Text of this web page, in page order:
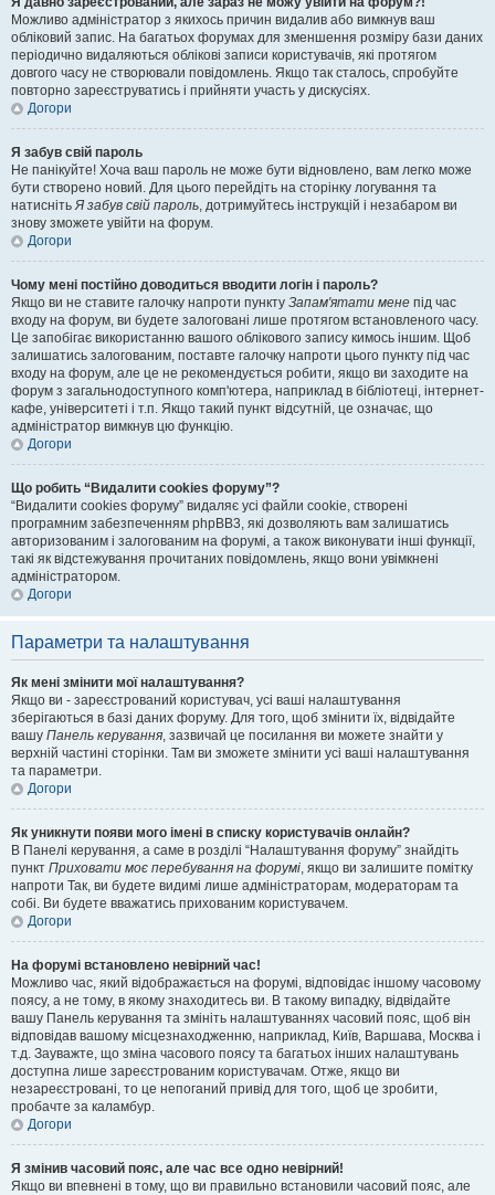
Можливо адміністратор з якихось причин видалив або вимкнув ваш
обліковий запис. На багатьох форумах для зменшення розміру бази даних
періодично видаляються облікові записи користувачів, які протягом
довгого часу не створювали повідомлень. Якщо так сталось, спробуйте
повторно зареєструватись і прийняти участь у дискусіях.
Догори
Я забув свій пароль
Не панікуйте! Хоча ваш пароль не може бути відновлено, вам легко може
бути створено новий. Для цього перейдіть на сторінку логування та
натиснітьЯ забув свій пароль, дотримуйтесь інструкцій і незабаром ви
знову зможете увійти на форум.
Догори
Чому мені постійно доводиться вводити логін і пароль?
Якщо ви не ставите галочку напроти пункту Запам'ятати мене під час
входу на форум, ви будете залоговані лише протягом встановленого часу.
Це запобігає використанню вашого облікового запису кимось іншим. Щоб
залишатись залогованим, поставте галочку напроти цього пункту під час
входу на форум, але це не рекомендується робити, якщо ви заходите на
форум з загальнодоступного комп'ютера, наприклад в бібліотеці, інтернет-
кафе, університеті і т.п. Якщо такий пункт відсутній, це означає, що
адміністратор вимкнув цю функцію.
Догори
Що робить “Видалити cookies форуму”?
“Видалити cookies форуму” видаляє усі файли cookie, створені
програмним забезпеченням phpBB3, які дозволяють вам залишатись
авторизованим і залогованим на форумі, а також виконувати інші функції,
такі як відстежування прочитаних повідомлень, якщо вони увімкнені
адміністратором.
Догори
Параметри та налаштування
Як мені змінити мої налаштування?
Якщо ви - зареєстрований користувач, усі ваші налаштування
зберігаються в базі даних форуму. Для того, щоб змінити їх, відвідайте
вашу Панель керування, зазвичай це посилання ви можете знайти у
верхній частині сторінки. Там ви зможете змінити усі ваші налаштування
та параметри.
Догори
Як уникнути появи мого імені в списку користувачів онлайн?
В Панелі керування, а саме в розділі “Налаштування форуму” знайдіть
пункт Приховати моє перебування на форумі, якщо ви залишите помітку
напроти Так, ви будете видимі лише адміністраторам, модераторам та
собі. Ви будете вважатись прихованим користувачем.
Догори
На форумі встановлено невірний час!
Можливо час, який відображається на форумі, відповідає іншому часовому
поясу, а не тому, в якому знаходитесь ви. В такому випадку, відвідайте
вашу Панель керування та змініть налаштуваннях часовий пояс, щоб він
відповідав вашому місцезнаходженню, наприклад, Київ, Варшава, Москва і
т.д. Зауважте, що зміна часового поясу та багатьох інших налаштувань
доступна лише зареєстрованим користувачам. Отже, якщо ви
незареєстровані, то це непоганий привід для того, щоб це зробити,
пробачте за каламбур.
Догори
Я змінив часовий пояс, але час все одно невірний!
Якщо ви впевнені в тому, що ви правильно встановили часовий пояс, але